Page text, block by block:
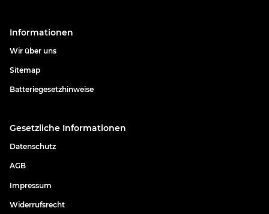
Informationen
Wir über uns
Sitemap
Batteriegesetzhinweise
Gesetzliche Informationen
Datenschutz
AGB
Impressum
Widerrufsrecht